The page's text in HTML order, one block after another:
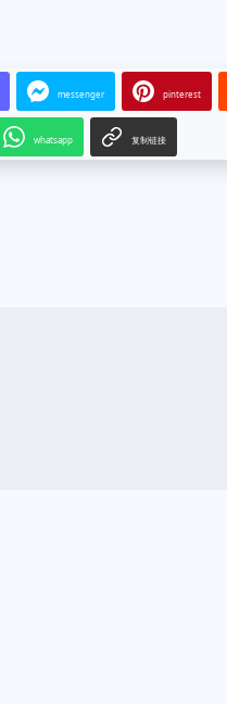
messenger pinterest
whatsapp 复制链接